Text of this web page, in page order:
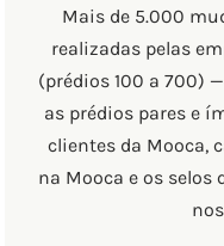
Mais de 5.000
realizadas pelas
(prédios 100 a 700)
as prédios pares e
clientes da Mooca,
na Mooca e os